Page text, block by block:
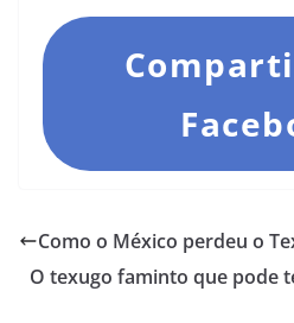
Como o México perdeu o
O texugo faminto que pode